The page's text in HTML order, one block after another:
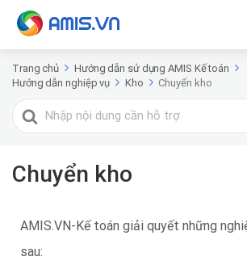
Trang chủ
Hướng dẫn sử dụng AMIS Kế toán
Hướng dẫn nghiệp vụ
Kho Chuyển kho
Tìm
kiếm
Chuyển kho
AMIS.VN-Kế toán giải quyết những
sau: